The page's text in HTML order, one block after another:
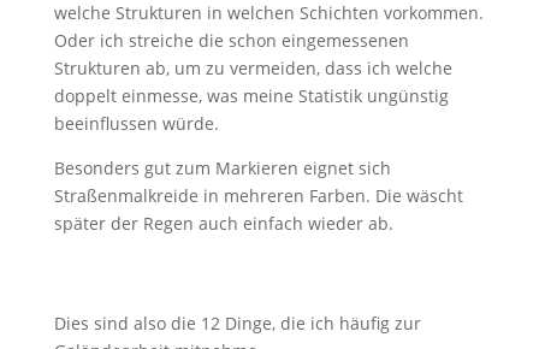
welche Strukturen in welchen Schichten vorkommen.
Oder ich streiche die schon eingemessenen
Strukturen ab, um zu vermeiden, dass ich welche
doppelt einmesse, was meine Statistik ungünstig
beeinflussen würde.
Besonders gut zum Markieren eignet sich
Straßenmalkreide in mehreren Farben. Die wäscht
später der Regen auch einfach wieder ab.
Dies sind also die 12 Dinge, die ich häufig zur